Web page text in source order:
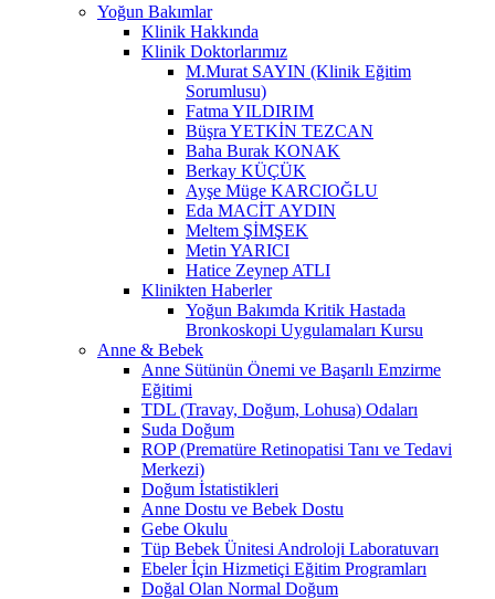
Yoğun Bakımlar
Klinik Hakkında
Klinik Doktorlarımız
M.Murat SAYIN (Klinik Eğitim
Sorumlusu)
Fatma YILDIRIM
Büşra YETKİN TEZCAN
Baha Burak KONAK
Berkay KÜÇÜK
Ayşe Müge KARCIOĞLU
Eda MACİT AYDIN
Meltem ŞİMŞEK
Metin YARICI
Hatice Zeynep ATLI
Klinikten Haberler
Yoğun Bakımda Kritik Hastada
Bronkoskopi Uygulamaları Kursu
Anne & Bebek
Anne Sütünün Önemi ve Başarılı Emzirme
Eğitimi
TDL (Travay, Doğum, Lohusa) Odaları
Suda Doğum
ROP (Prematüre Retinopatisi Tanı ve Tedavi
Merkezi)
Doğum İstatistikleri
Anne Dostu ve Bebek Dostu
Gebe Okulu
Tüp Bebek Ünitesi Androloji Laboratuvarı
Ebeler İçin Hizmetiçi Eğitim Programları
Doğal Olan Normal Doğum